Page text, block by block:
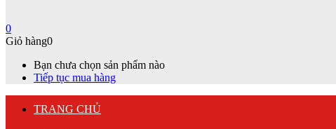
0
Giỏ hàng0
Bạn chưa chọn sản phẩm nào
Tiếp tục mua hàng
TRANG CHỦ